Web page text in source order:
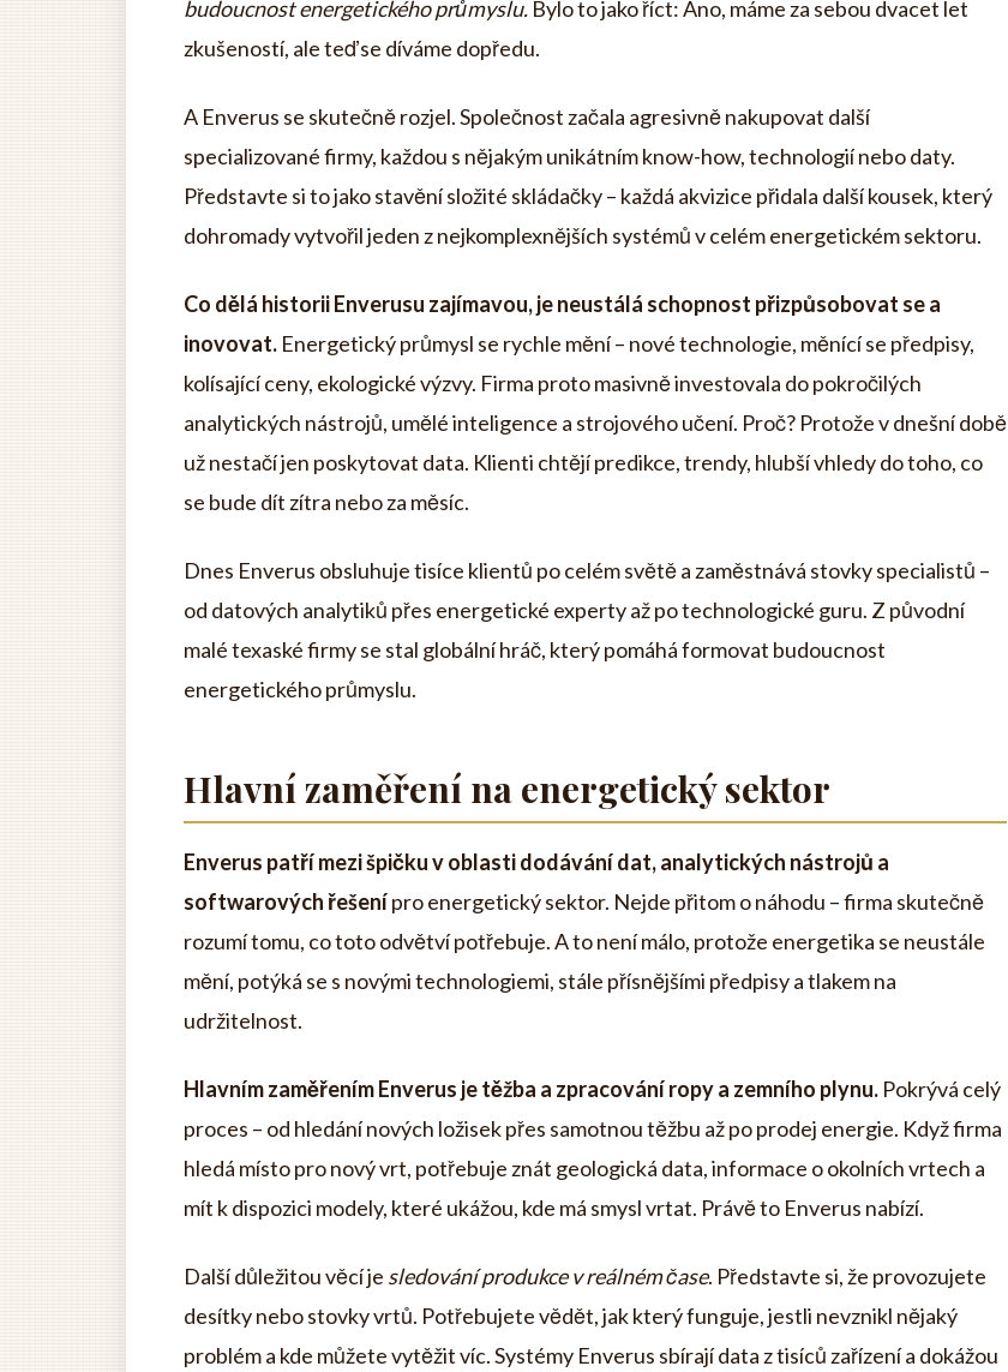
budoucnost energetického průmyslu. Bylo to jako říct: Ano, máme za sebou dvacet let
zkušeností, ale teď se díváme dopředu.
A Enverus se skutečně rozjel. Společnost začala agresivně nakupovat další
specializované firmy, každou s nějakým unikátním know-how, technologií nebo daty.
Představte si to jako stavění složité skládačky – každá akvizice přidala další kousek, který
dohromady vytvořil jeden z nejkomplexnějších systémů v celém energetickém sektoru.
Co dělá historii Enverusu zajímavou, je neustálá schopnost přizpůsobovat se a
inovovat. Energetický průmysl se rychle mění – nové technologie, měnící se předpisy,
kolísající ceny, ekologické výzvy. Firma proto masivně investovala do pokročilých
analytických nástrojů, umělé inteligence a strojového učení. Proč? Protože v dnešní době
už nestačí jen poskytovat data. Klienti chtějí predikce, trendy, hlubší vhledy do toho, co
se bude dít zítra nebo za měsíc.
Dnes Enverus obsluhuje tisíce klientů po celém světě a zaměstnává stovky specialistů –
od datových analytiků přes energetické experty až po technologické guru. Z původní
malé texaské firmy se stal globální hráč, který pomáhá formovat budoucnost
energetického průmyslu.
Hlavní zaměření na energetický sektor
Enverus patří mezi špičku v oblasti dodávání dat, analytických nástrojů a
softwarových řešenípro energetický sektor. Nejde přitom o náhodu – firma skutečně
rozumí tomu, co toto odvětví potřebuje. A to není málo, protože energetika se neustále
mění, potýká se s novými technologiemi, stále přísnějšími předpisy a tlakem na
udržitelnost.
Hlavním zaměřením Enverus je těžba a zpracování ropy a zemního plynu. Pokrývá celý
proces – od hledání nových ložisek přes samotnou těžbu až po prodej energie. Když firma
hledá místo pro nový vrt, potřebuje znát geologická data, informace o okolních vrtech a
mít k dispozici modely, které ukážou, kde má smysl vrtat. Právě to Enverus nabízí.
Další důležitou věcí je sledování produkce v reálném čase. Představte si, že provozujete
desítky nebo stovky vrtů. Potřebujete vědět, jak který funguje, jestli nevznikl nějaký
problém a kde můžete vytěžit víc. Systémy Enverus sbírají data z tisíců zařízení a dokážou